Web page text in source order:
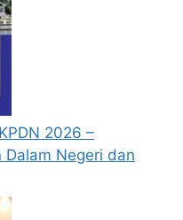
yang diminta
pemohon yang
ke
dan
yang telah
yang tidak
selepas 6
ditutup hendaklah
mereka tidak
2026 –
Dalam Negeri dan